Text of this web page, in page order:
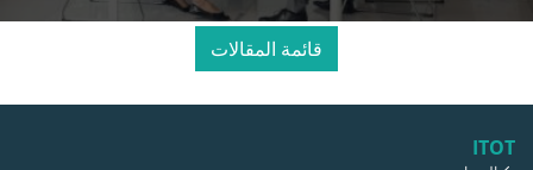
قائمة المقالات
ITOT